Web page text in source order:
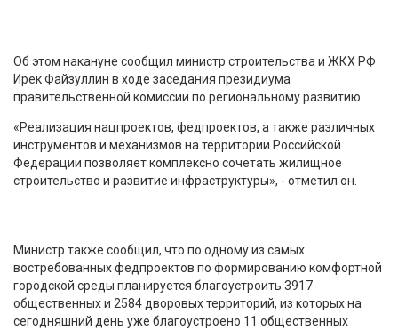
Об этом накануне сообщил министр строительства и ЖКХ РФ
Ирек Файзуллин в ходе заседания президиума
правительственной комиссии по региональному развитию.
«Реализация нацпроектов, федпроектов, а также различных
инструментов и механизмов на территории Российской
Федерации позволяет комплексно сочетать жилищное
строительство и развитие инфраструктуры», - отметил он.
Министр также сообщил, что по одному из самых
востребованных федпроектов по формированию комфортной
городской среды планируется благоустроить 3917
общественных и 2584 дворовых территорий, из которых на
сегодняшний день уже благоустроено 11 общественных